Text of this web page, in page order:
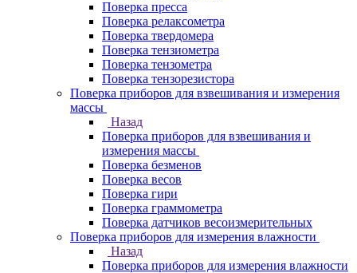
Поверка пресса
Поверка релаксометра
Поверка твердомера
Поверка тензиометра
Поверка тензометра
Поверка тензорезистора
Поверка приборов для взвешивания и измерения
массы
Назад
Поверка приборов для взвешивания и
измерения массы
Поверка безменов
Поверка весов
Поверка гири
Поверка граммометра
Поверка датчиков весоизмерительных
Поверка приборов для измерения влажности
Назад
Поверка приборов для измерения влажности